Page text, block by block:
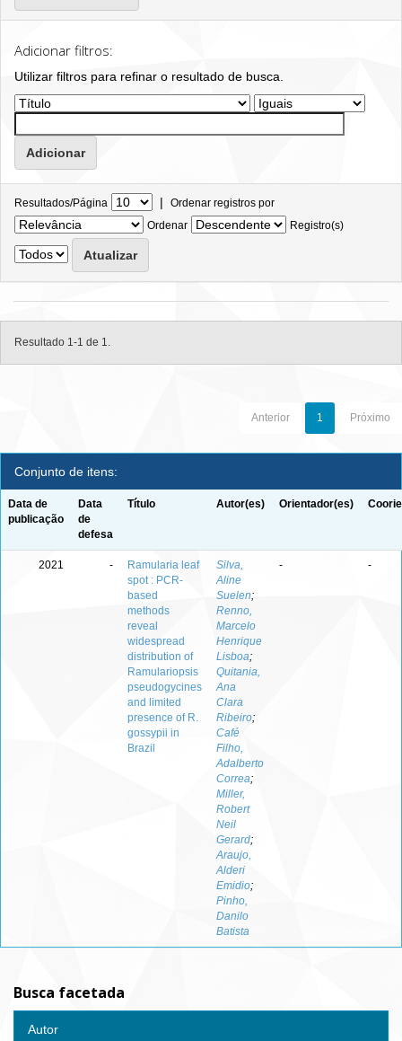
Adicionar filtros:
Utilizar filtros para refinar o resultado de busca.
Resultados/Página | Ordenar registros por
Ordenar
Registro(s)
Resultado 1-1 de 1.
Anterior 1 Próximo
Conjunto de itens:
Data de
publicação
Data
de
defesa
Título Autor(es) Orientador(es)
2021 -
Ramularia leaf
spot : PCR-
based
methods
reveal
widespread
distribution of
Ramulariopsis
pseudogycines
and limited
presence of R.
gossypii in
Brazil
Silva,
Aline
Suelen;
Renno,
Marcelo
Henrique
Lisboa;
Quitania,
Ana
Clara
Ribeiro;
Café
Filho,
Adalberto
Correa;
Miller,
Robert
Neil
Gerard;
Araujo,
Alderi
Emidio;
Pinho,
Danilo
Batista
- -
Busca facetada
Autor